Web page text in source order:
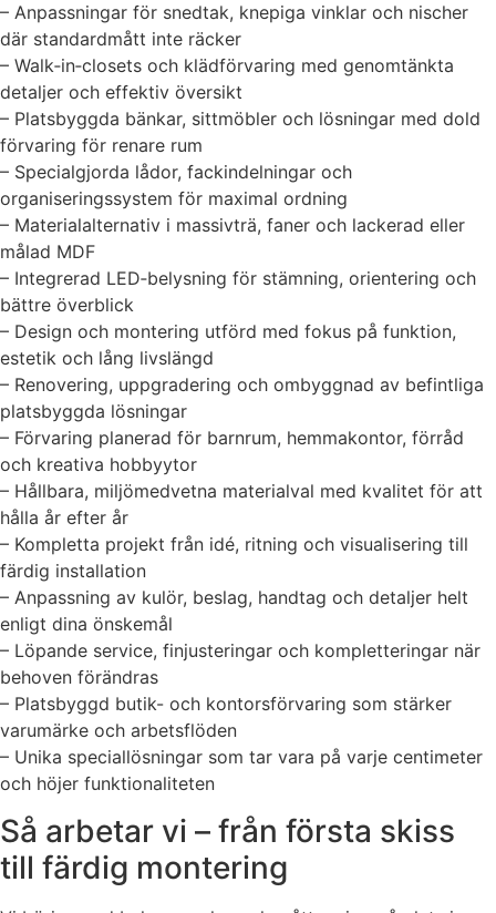
– Anpassningar för snedtak, knepiga vinklar och nischer
där standardmått inte räcker
– Walk‑in‑closets och klädförvaring med genomtänkta
detaljer och effektiv översikt
– Platsbyggda bänkar, sittmöbler och lösningar med dold
förvaring för renare rum
– Specialgjorda lådor, fackindelningar och
organiseringssystem för maximal ordning
– Materialalternativ i massivträ, faner och lackerad eller
målad MDF
– Integrerad LED‑belysning för stämning, orientering och
bättre överblick
– Design och montering utförd med fokus på funktion,
estetik och lång livslängd
– Renovering, uppgradering och ombyggnad av befintliga
platsbyggda lösningar
– Förvaring planerad för barnrum, hemmakontor, förråd
och kreativa hobbyytor
– Hållbara, miljömedvetna materialval med kvalitet för att
hålla år efter år
– Kompletta projekt från idé, ritning och visualisering till
färdig installation
– Anpassning av kulör, beslag, handtag och detaljer helt
enligt dina önskemål
– Löpande service, finjusteringar och kompletteringar när
behoven förändras
– Platsbyggd butik- och kontorsförvaring som stärker
varumärke och arbetsflöden
– Unika speciallösningar som tar vara på varje centimeter
och höjer funktionaliteten
Så arbetar vi – från första skiss
till färdig montering